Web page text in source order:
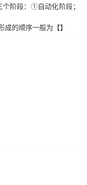
阶段：①自动化阶段；
的顺序一般为【】